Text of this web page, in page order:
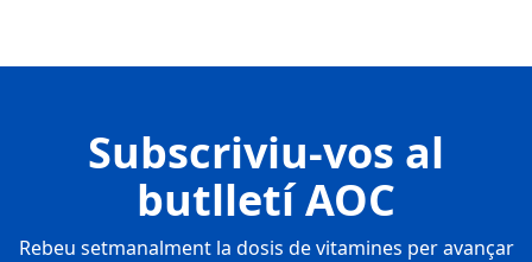
Subscriviu-vos al
butlletí AOC
Rebeu setmanalment la dosis de vitamines per avançar